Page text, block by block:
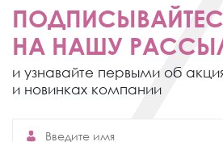
НА НАШУ
и узнавайте первыми об
и новинках компании